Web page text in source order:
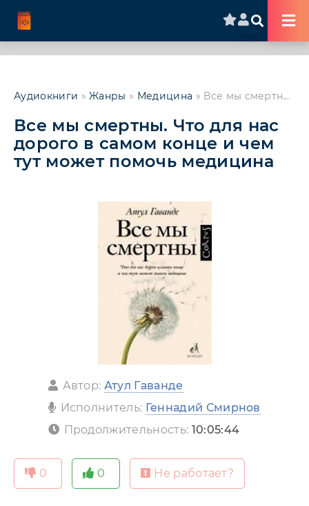
Аудиокниги »Жанры » Медицина » Все мы смертны. Что для нас дорого в самом конце и чем тут может помочь медицина
Все мы смертны. Что для нас
дорого в самом конце и чем
тут может помочь медицина
Автор: Атул Гаванде
Исполнитель: Геннадий Смирнов
Продолжительность: 10:05:44
0 0 Не работает?